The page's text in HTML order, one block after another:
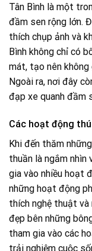
Tân Bình là một
đầm sen rộng lớn.
thích chụp ảnh và
Bình không chỉ có
mát, tạo nên
Ngoài ra, nơi đây
đạp xe quanh đầm
Các hoạt động
Khi đến thăm
thuần là ngắm nhìn
gia vào nhiều hoạt
những hoạt động
thích nghệ thuật và
đẹp bên những
tham gia vào các
trải nghiệm cuộc